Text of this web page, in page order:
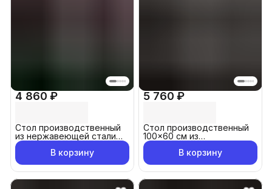
4 860 ₽
Стол производственный
из нержавеющей стали
60x60 см
В корзину
5 760 ₽
Стол производственный
100x60 см из
нержавеющей стали
В корзину